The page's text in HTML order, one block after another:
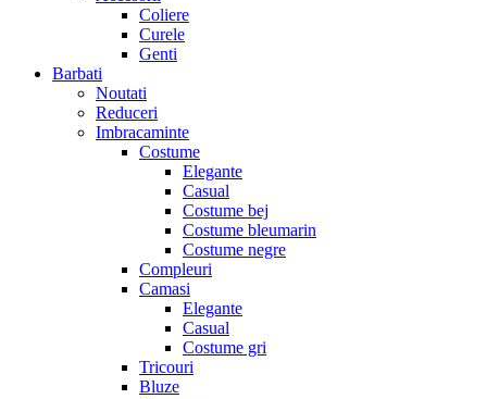
Coliere
Curele
Genti
Barbati
Noutati
Reduceri
Imbracaminte
Costume
Elegante
Casual
Costume bej
Costume bleumarin
Costume negre
Compleuri
Camasi
Elegante
Casual
Costume gri
Tricouri
Bluze